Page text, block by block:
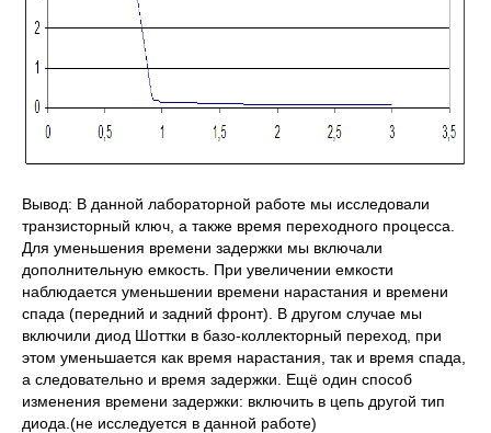
Вывод: В данной лабораторной работе мы исследовали
транзисторный ключ, а также время переходного процесса.
Для уменьшения времени задержки мы включали
дополнительную емкость. При увеличении емкости
наблюдается уменьшении времени нарастания и времени
спада (передний и задний фронт). В другом случае мы
включили диод Шоттки в базо-коллекторный переход, при
этом уменьшается как время нарастания, так и время спада,
а следовательно и время задержки. Ещё один способ
изменения времени задержки: включить в цепь другой тип
диода.(не исследуется в данной работе)